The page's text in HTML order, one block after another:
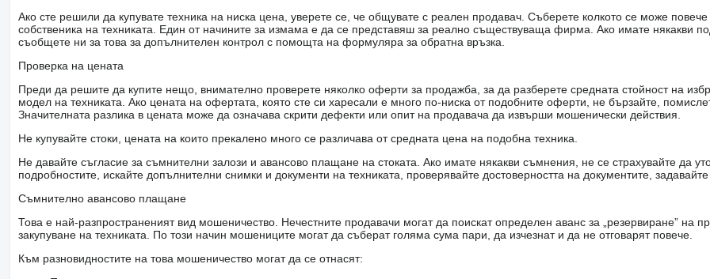
Ако сте решили да купувате техника на ниска цена, уверете се, че общувате с реален продавач. Съберете колкото се може
собственика на техниката. Един от начините за измама е да се представяш за реално съществуваща фирма. Ако имате някакви
съобщете ни за това за допълнителен контрол с помощта на формуляра за обратна връзка.
Проверка на цената
Преди да решите да купите нещо, внимателно проверете няколко оферти за продажба, за да разберете средната стойност на
модел на техниката. Ако цената на офертата, която сте си харесали е много по-ниска от подобните оферти, не бързайте,
Значителната разлика в цената може да означава скрити дефекти или опит на продавача да извърши мошенически действия.
Не купувайте стоки, цената на които прекалено много се различава от средната цена на подобна техника.
Не давайте съгласие за съмнителни залози и авансово плащане на стоката. Ако имате някакви съмнения, не се страхувайте да
подробностите, искайте допълнителни снимки и документи на техниката, проверявайте достоверността на документите,
Съмнително авансово плащане
Това е най-разпространеният вид мошеничество. Нечестните продавачи могат да поискат определен аванс за „резервиране” на
закупуване на техниката. По този начин мошениците могат да съберат голяма сума пари, да изчезнат и да не отговарят повече.
Към разновидностите на това мошеничество могат да се отнасят: